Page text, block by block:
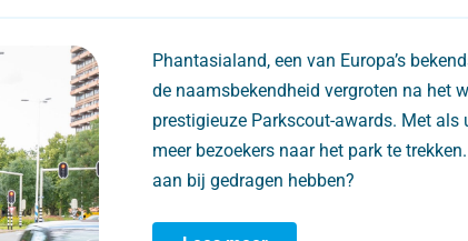
Phantasialand, een van Europa’s
de naamsbekendheid vergroten na het
prestigieuze Parkscout-awards. Met als
meer bezoekers naar het park te
aan bij gedragen hebben?